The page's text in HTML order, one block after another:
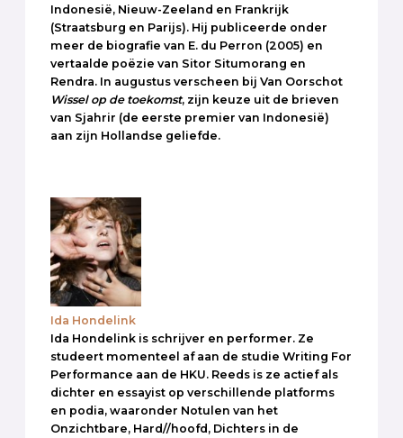
Indonesië, Nieuw-Zeeland en Frankrijk
(Straatsburg en Parijs). Hij publiceerde onder
meer de biografie van E. du Perron (2005) en
vertaalde poëzie van Sitor Situmorang en
Rendra. In augustus verscheen bij Van Oorschot
Wissel op de toekomst, zijn keuze uit de brieven
van Sjahrir (de eerste premier van Indonesië)
aan zijn Hollandse geliefde.
Ida Hondelink
Ida Hondelink is schrijver en performer. Ze
studeert momenteel af aan de studie Writing For
Performance aan de HKU. Reeds is ze actief als
dichter en essayist op verschillende platforms
en podia, waaronder Notulen van het
Onzichtbare, Hard//hoofd, Dichters in de